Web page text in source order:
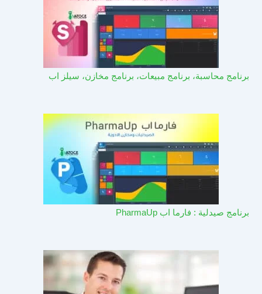
برنامج محاسبة، برنامج مبيعات، برنامج مخازن، سيلز اب
برنامج صيدلية : فارما اب PharmaUp​